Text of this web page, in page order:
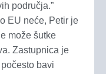
područja.”
EU neće, Petir je
može šutke
Zastupnica je
bavi